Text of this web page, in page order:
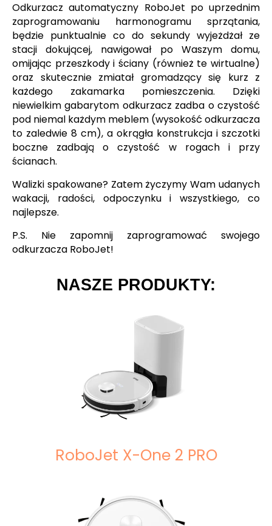
Odkurzacz automatyczny RoboJet po uprzednim
zaprogramowaniu harmonogramu sprzątania,
będzie punktualnie co do sekundy wyjeżdżał ze
stacji dokującej, nawigował po Waszym domu,
omijając przeszkody i ściany (również te wirtualne)
oraz skutecznie zmiatał gromadzący się kurz z
każdego zakamarka pomieszczenia. Dzięki
niewielkim gabarytom odkurzacz zadba o czystość
pod niemal każdym meblem (wysokość odkurzacza
to zaledwie 8 cm), a okrągła konstrukcja i szczotki
boczne zadbają o czystość w rogach i przy
ścianach.
Walizki spakowane? Zatem życzymy Wam udanych
wakacji, radości, odpoczynku i wszystkiego, co
najlepsze.
P.S. Nie zapomnij zaprogramować swojego
odkurzacza RoboJet!
NASZE PRODUKTY:
RoboJet X-One 2 PRO